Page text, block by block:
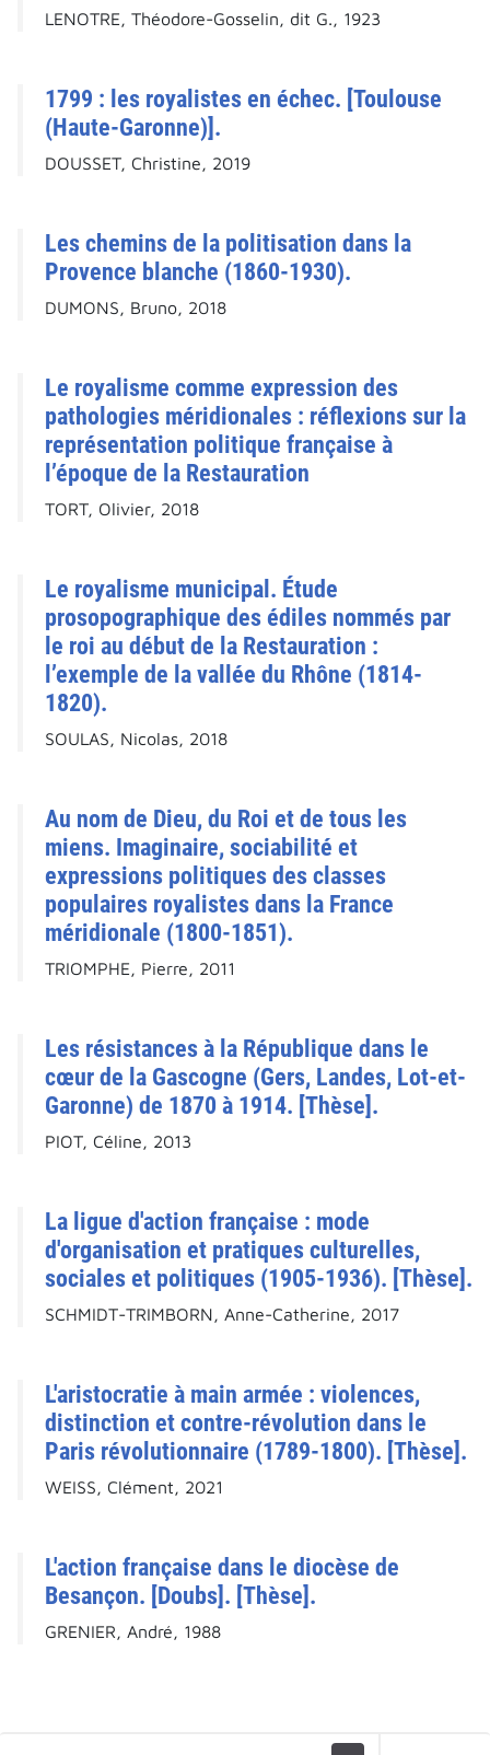
LENOTRE, Théodore-Gosselin, dit G., 1923
1799 : les royalistes en échec. [Toulouse
(Haute-Garonne)].
DOUSSET, Christine, 2019
Les chemins de la politisation dans la
Provence blanche (1860-1930).
DUMONS, Bruno, 2018
Le royalisme comme expression des
pathologies méridionales : réflexions sur la
représentation politique française à
l’époque de la Restauration
TORT, Olivier, 2018
Le royalisme municipal. Étude
prosopographique des édiles nommés par
le roi au début de la Restauration :
l’exemple de la vallée du Rhône (1814-
1820).
SOULAS, Nicolas, 2018
Au nom de Dieu, du Roi et de tous les
miens. Imaginaire, sociabilité et
expressions politiques des classes
populaires royalistes dans la France
méridionale (1800-1851).
TRIOMPHE, Pierre, 2011
Les résistances à la République dans le
cœur de la Gascogne (Gers, Landes, Lot-et-
Garonne) de 1870 à 1914. [Thèse].
PIOT, Céline, 2013
La ligue d'action française : mode
d'organisation et pratiques culturelles,
sociales et politiques (1905-1936). [Thèse].
SCHMIDT-TRIMBORN, Anne-Catherine, 2017
L'aristocratie à main armée : violences,
distinction et contre-révolution dans le
Paris révolutionnaire (1789-1800). [Thèse].
WEISS, Clément, 2021
L'action française dans le diocèse de
Besançon. [Doubs]. [Thèse].
GRENIER, André, 1988